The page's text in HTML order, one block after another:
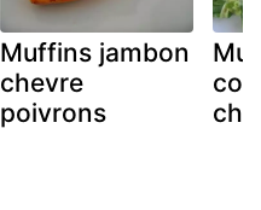
Muffins jambon
chevre
poivrons